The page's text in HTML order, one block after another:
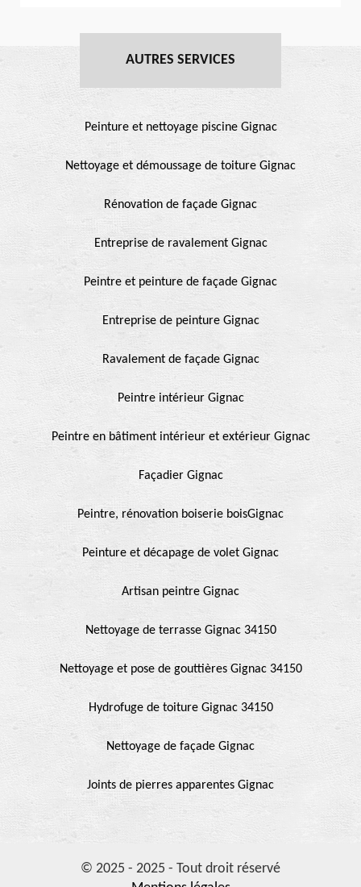
AUTRES SERVICES
Peinture et nettoyage piscine Gignac
Nettoyage et démoussage de toiture Gignac
Rénovation de façade Gignac
Entreprise de ravalement Gignac
Peintre et peinture de façade Gignac
Entreprise de peinture Gignac
Ravalement de façade Gignac
Peintre intérieur Gignac
Peintre en bâtiment intérieur et extérieur Gignac
Façadier Gignac
Peintre, rénovation boiserie boisGignac
Peinture et décapage de volet Gignac
Artisan peintre Gignac
Nettoyage de terrasse Gignac 34150
Nettoyage et pose de gouttières Gignac 34150
Hydrofuge de toiture Gignac 34150
Nettoyage de façade Gignac
Joints de pierres apparentes Gignac
© 2025 - 2025 - Tout droit réservé